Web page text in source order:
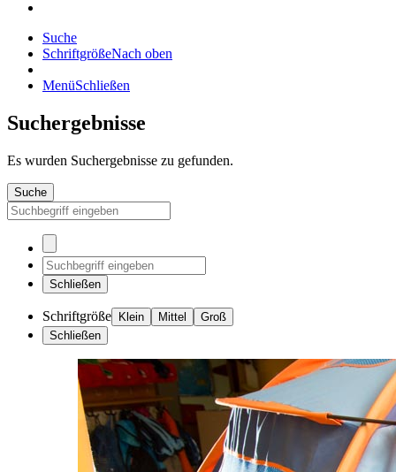
Suche
SchriftgrößeNach oben
MenüSchließen
Suchergebnisse
Es wurden Suchergebnisse zu gefunden.
Suche
Schließen
Schriftgröße Klein Mittel
Groß
Schließen